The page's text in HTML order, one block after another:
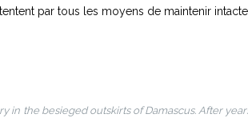
par tous les moyens de maintenir
the besieged outskirts of Damascus. After